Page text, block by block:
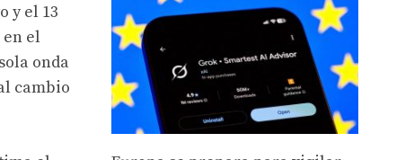
y el 13
en el
onda
cambio